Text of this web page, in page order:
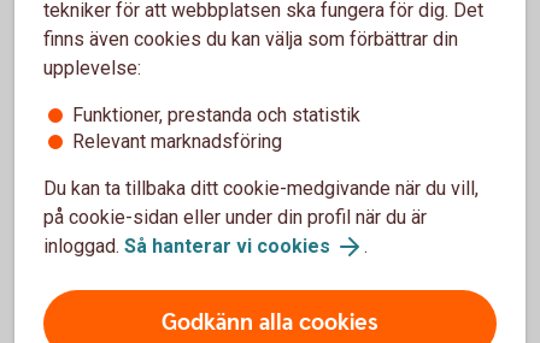
Var ute i god tid
När ni vill ansöka om någon av dessa garantier –
tänk på att kontakta oss i god tid. Vi skickar in en
ansökan till EKN med en beskrivning av exporten
eller exportanknytningen. Därefter bedömer EKN
risken i affären och ger en offert.
tekniker för att webbplatsen ska fungera för dig. Det
finns även cookies du kan välja som förbättrar din
upplevelse:
Funktioner, prestanda och statistik
Relevant marknadsföring
Du kan ta tillbaka ditt cookie-medgivande när du vill,
på cookie-sidan eller under din profil när du är
inloggad. Så hanterar vi cookies .
Godkänn alla cookies